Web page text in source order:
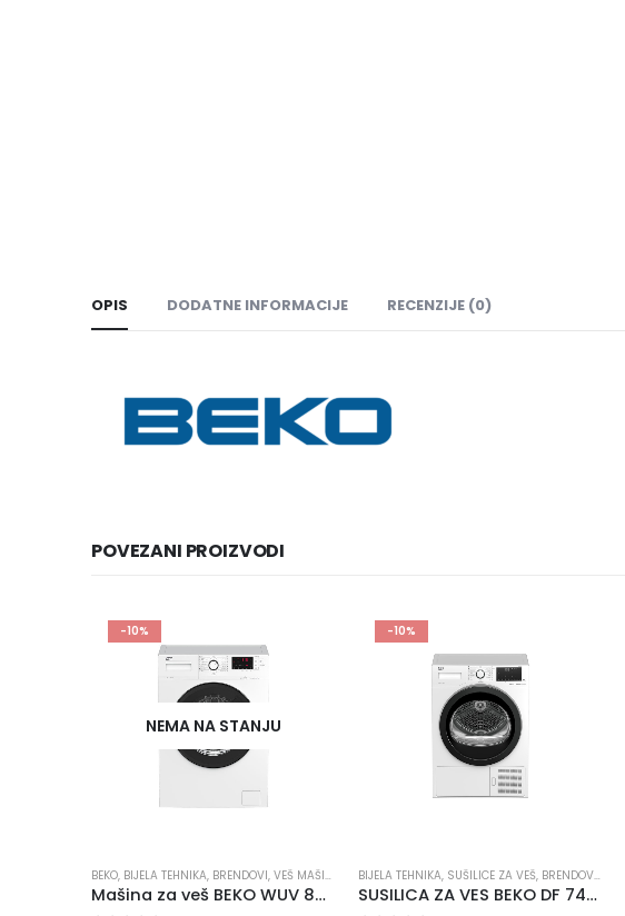
OPIS DODATNE INFORMACIJE RECENZIJE (0)
POVEZANI PROIZVODI
-10%
BIJELA TEHNIKA,SUŠILICE ZA VEŠ,BRENDOVI BEKO
SUSILICA ZA VES BEKO DF 7439 SX sa toplotnom pumpom
PREPORUČUJEMO
-10%
BIJELA TEHNIKA, UGRADNA TEHNIKA,UGRADNE PLOČE
Ugradna ploča BEKO HIC 64400 E